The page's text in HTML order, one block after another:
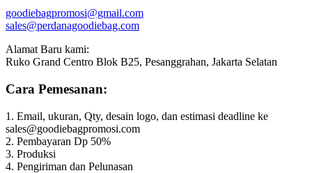
goodiebagpromosi@gmail.com
sales@perdanagoodiebag.com
Alamat Baru kami:
Ruko Grand Centro Blok B25, Pesanggrahan, Jakarta Selatan
Cara Pemesanan:
1. Email, ukuran, Qty, desain logo, dan estimasi deadline ke
sales@goodiebagpromosi.com
2. Pembayaran Dp 50%
3. Produksi
4. Pengiriman dan Pelunasan